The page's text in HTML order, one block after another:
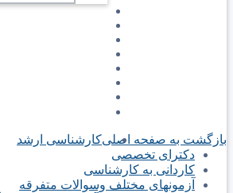
بازگشت به صفحه اصلیکارشناسی ارشد
دکترای تخصصی
کاردانی به کارشناسی
آزمونهای مختلف وسوالات متفرقه